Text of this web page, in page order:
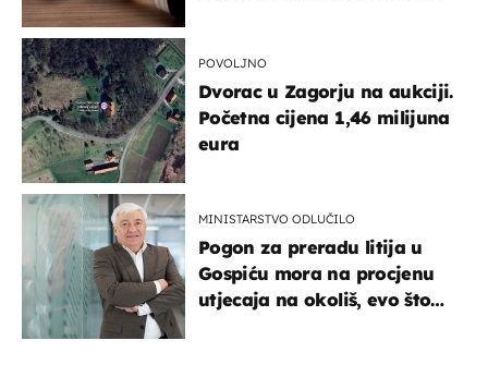
POVOLJNO
Dvorac u Zagorju na aukciji.
Početna cijena 1,46 milijuna
eura
MINISTARSTVO ODLUČILO
Pogon za preradu litija u
Gospiću mora na procjenu
utjecaja na okoliš, evo što